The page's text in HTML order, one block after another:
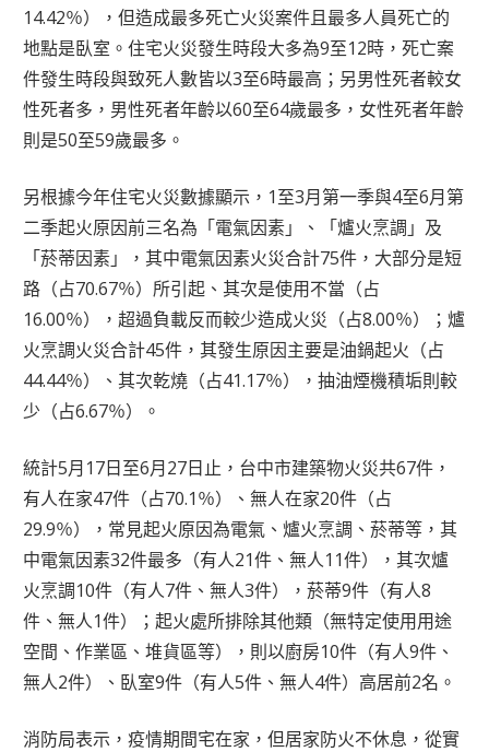
14.42％），但造成最多死亡火災案件且最多人員死亡的
地點是臥室。住宅火災發生時段大多為9至12時，死亡案
件發生時段與致死人數皆以3至6時最高；另男性死者較女
性死者多，男性死者年齡以60至64歲最多，女性死者年齡
則是50至59歲最多。
另根據今年住宅火災數據顯示，1至3月第一季與4至6月第
二季起火原因前三名為「電氣因素」、「爐火烹調」及
「菸蒂因素」，其中電氣因素火災合計75件，大部分是短
路（占70.67％）所引起、其次是使用不當（占
16.00％），超過負載反而較少造成火災（占8.00％）；爐
火烹調火災合計45件，其發生原因主要是油鍋起火（占
44.44％）、其次乾燒（占41.17％），抽油煙機積垢則較
少（占6.67％）。
統計5月17日至6月27日止，台中市建築物火災共67件，
有人在家47件（占70.1％）、無人在家20件（占
29.9％），常見起火原因為電氣、爐火烹調、菸蒂等，其
中電氣因素32件最多（有人21件、無人11件），其次爐
火烹調10件（有人7件、無人3件），菸蒂9件（有人8
件、無人1件）；起火處所排除其他類（無特定使用用途
空間、作業區、堆貨區等），則以廚房10件（有人9件、
無人2件）、臥室9件（有人5件、無人4件）高居前2名。
消防局表示，疫情期間宅在家，但居家防火不休息，從實